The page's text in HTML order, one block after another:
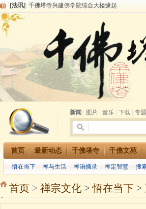
[法讯] 千佛塔寺兴建佛学院综合大楼缘起
[法讯]
千佛塔寺阅藏堂周末阅藏报名通知
清明节祭祖报恩地藏法会
[法讯]
本寺方丈上明下慧尼和尚开讲《六祖坛经》
[法讯] 2015-3-26师父于法堂对大众的开示
[法讯]
广东千佛塔寺云门佛学院女众部 2016年招生
[法讯]
恭请海涛法师莅临千佛塔寺弘法
[法讯]
2014年七月大法会 祈福息灾地藏七 冥阳两利
[法讯] 千佛塔寺云门佛学院女众部2014年招生简章
新闻
图片 音乐 下载 专题
首页 最新动态 千佛塔寺 千佛文苑
悟在当下 禅与生活 禅语摘录 禅定智慧 搜
首页 > 禅宗文化 >悟在当下 >